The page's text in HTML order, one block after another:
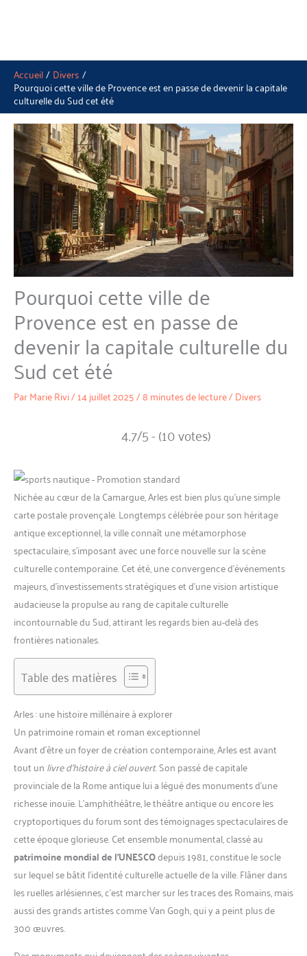
Accueil Divers
Pourquoi cette ville de Provence est en passe de devenir la capitale
culturelle du Sud cet été
Pourquoi cette ville de
Provence est en passe de
devenir la capitale culturelle du
Sud cet été
ParMarie Rivi/14 juillet 2025/8 minutes de lecture/Divers
4.7/5 - (10 votes)
Nichée au cœur de la Camargue, Arles est bien plus qu’une simple
carte postale provençale. Longtemps célébrée pour son héritage
antique exceptionnel, la ville connaît une métamorphose
spectaculaire, s’imposant avec une force nouvelle sur la scène
culturelle contemporaine. Cet été, une convergence d’événements
majeurs, d’investissements stratégiques et d’une vision artistique
audacieuse la propulse au rang de capitale culturelle
incontournable du Sud, attirant les regards bien au-delà des
frontières nationales.
Table des matières
Arles : une histoire millénaire à explorer
Un patrimoine romain et roman exceptionnel
Avant d’être un foyer de création contemporaine, Arles est avant
tout un livre d’histoire à ciel ouvert. Son passé de capitale
provinciale de la Rome antique lui a légué des monuments d’une
richesse inouïe. L’amphithéâtre, le théâtre antique ou encore les
cryptoportiques du forum sont des témoignages spectaculaires de
cette époque glorieuse. Cet ensemble monumental, classé au
patrimoine mondial de l’UNESCOdepuis 1981, constitue le socle
sur lequel se bâtit l’identité culturelle actuelle de la ville. Flâner dans
les ruelles arlésiennes, c’est marcher sur les traces des Romains, mais
aussi des grands artistes comme Van Gogh, qui y a peint plus de
300 œuvres.